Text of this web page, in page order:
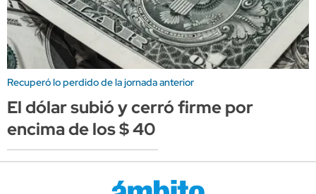
Recuperó lo perdido de la jornada anterior
El dólar subió y cerró firme por
encima de los $ 40